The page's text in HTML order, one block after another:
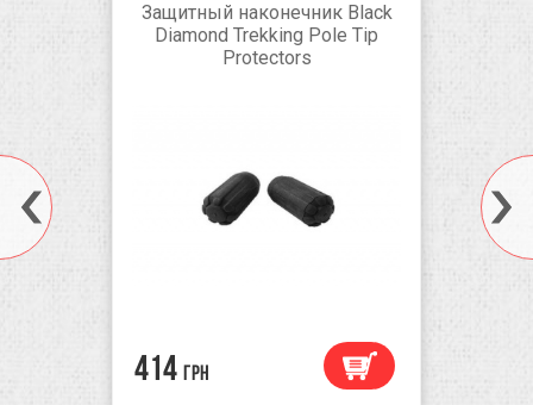
Защитный наконечник Black
Diamond Trekking Pole Tip
Protectors
414 грн